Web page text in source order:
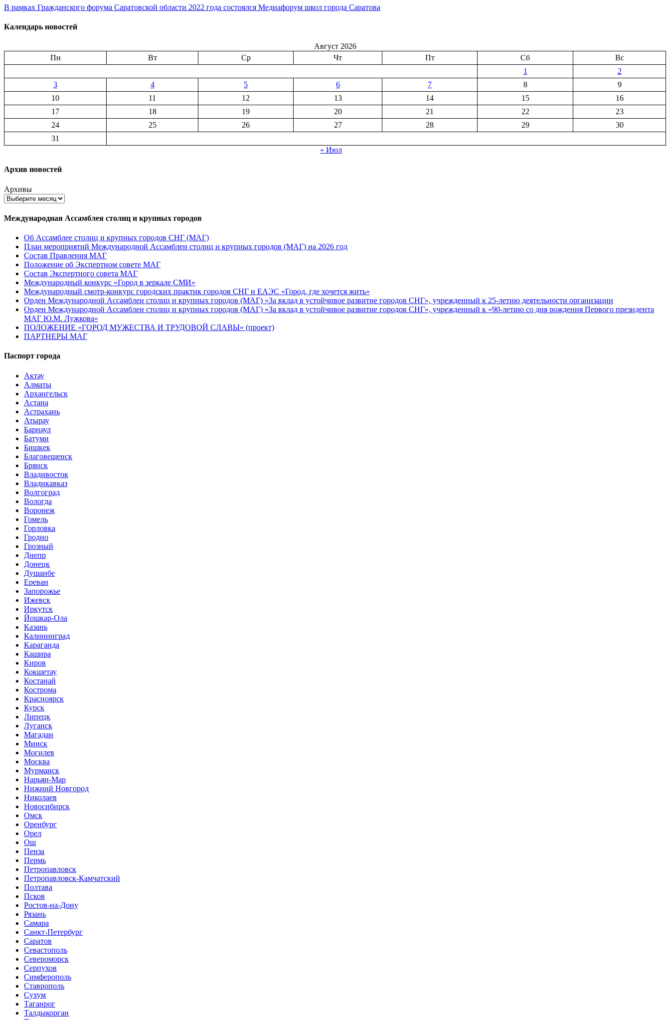
В рамках Гражданского форума Саратовской области 2022 года состоялся Медиафорум школ города Саратова
Календарь новостей
Август 2026
Пн
Вт Ср Чт Пт Сб
Вс
1
2
3
4 5 6 7 8
9
10
11 12 13 14 15
16
17
18 19 20 21 22
23
24
25 26 27 28 29
30
31
« Июл
Архив новостей
Архивы
Международная Ассамблея столиц и крупных городов
Об Ассамблее столиц и крупных городов СНГ (МАГ)
План мероприятий Международной Ассамблеи столиц и крупных городов (МАГ) на 2026 год
Состав Правления МАГ
Положение об Экспертном совете МАГ
Состав Экспертного совета МАГ
Международный конкурс «Город в зеркале СМИ»
Международный смотр-конкурс городских практик городов СНГ и ЕАЭС «Город, где хочется жить»
Орден Международной Ассамблеи столиц и крупных городов (МАГ) «За вклад в устойчивое развитие городов СНГ», учрежденный к 25-летию деятельности организации
Орден Международной Ассамблеи столиц и крупных городов (МАГ) «За вклад в устойчивое развитие городов СНГ», учрежденный к «90-летию со дня рождения Первого президента
МАГ Ю.М. Лужкова»
ПОЛОЖЕНИЕ «ГОРОД МУЖЕСТВА И ТРУДОВОЙ СЛАВЫ» (проект)
ПАРТНЕРЫ МАГ
Паспорт города
Актау
Алматы
Архангельск
Астана
Астрахань
Атырау
Барнаул
Батуми
Бишкек
Благовещенск
Брянск
Владивосток
Владикавказ
Волгоград
Вологда
Воронеж
Гомель
Горловка
Гродно
Грозный
Днепр
Донецк
Душанбе
Ереван
Запорожье
Ижевск
Иркутск
Йошкар-Ола
Казань
Калининград
Караганда
Кашира
Киров
Кокшетау
Костанай
Кострома
Красноярск
Курск
Липецк
Луганск
Магадан
Минск
Могилев
Москва
Мурманск
Нарьян-Мар
Нижний Новгород
Николаев
Новосибирск
Омск
Оренбург
Орел
Ош
Пенза
Пермь
Петропавловск
Петропавловск-Камчатский
Полтава
Псков
Ростов-на-Дону
Рязань
Самара
Санкт-Петербург
Саратов
Севастополь
Североморск
Серпухов
Симферополь
Ставрополь
Сухум
Таганрог
Tалдыкорган